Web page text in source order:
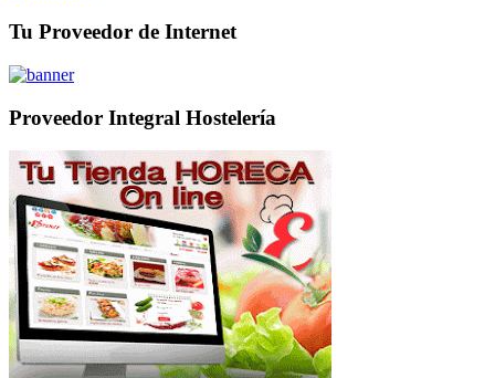
Tu Proveedor de Internet
Proveedor Integral Hostelería